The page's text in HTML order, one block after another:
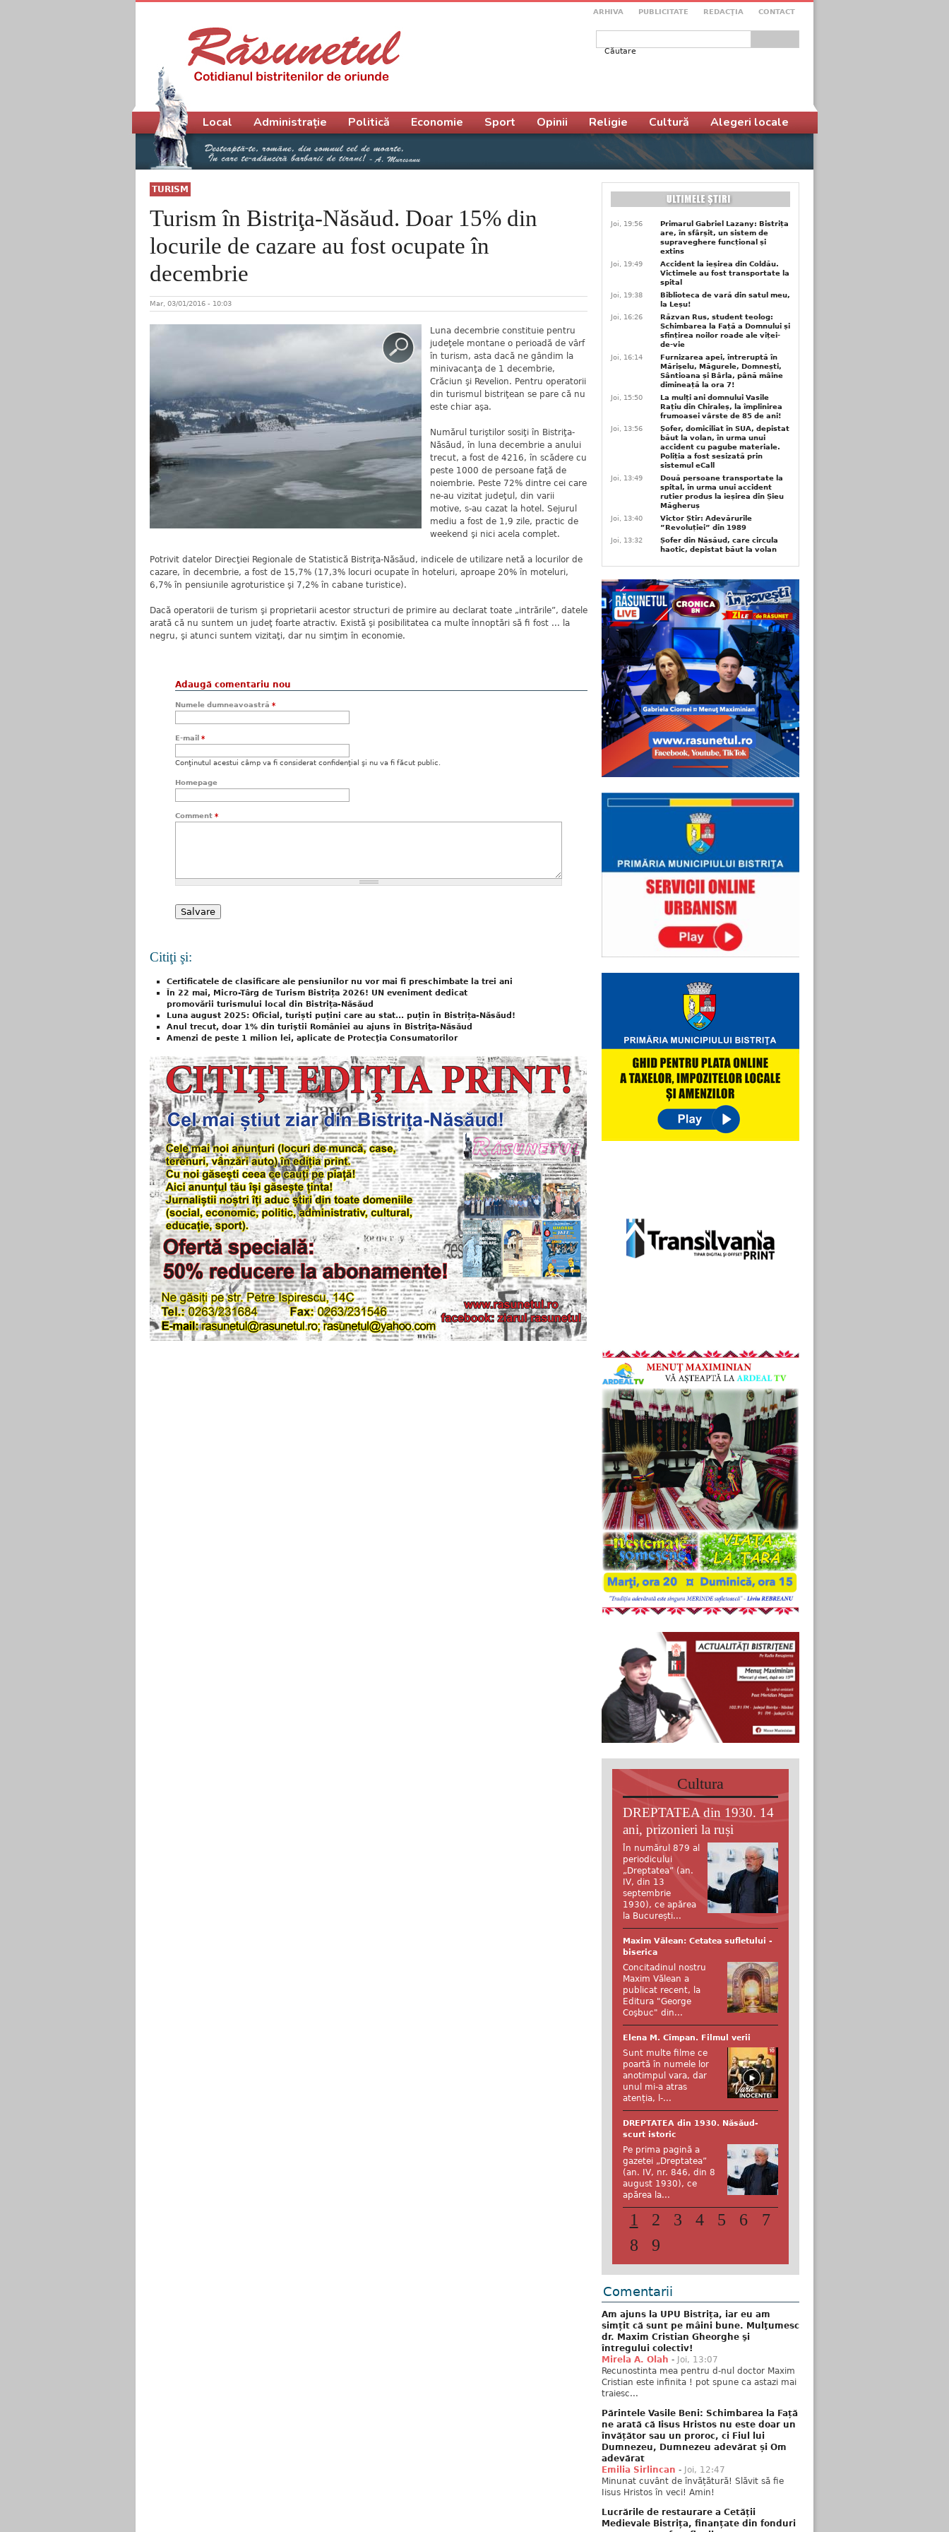
ARHIVA PUBLICITATE REDACŢIA CONTACT
Formular de căutare
TURISM
Turism în Bistriţa-Năsăud. Doar 15% din
locurile de cazare au fost ocupate în
decembrie
Mar, 03/01/2016 - 10:03
Luna decembrie constituie pentru
judeţele montane o perioadă de vârf
în turism, asta dacă ne gândim la
minivacanţa de 1 decembrie,
Crăciun şi Revelion. Pentru operatorii
din turismul bistriţean se pare că nu
este chiar aşa.
Numărul turiştilor sosiţi în Bistriţa-
Năsăud, în luna decembrie a anului
trecut, a fost de 4216, în scădere cu
peste 1000 de persoane faţă de
noiembrie. Peste 72% dintre cei care
ne-au vizitat judeţul, din varii
motive, s-au cazat la hotel. Sejurul
mediu a fost de 1,9 zile, practic de
weekend şi nici acela complet.
Potrivit datelor Direcţiei Regionale de Statistică Bistriţa-Năsăud, indicele de utilizare netă a locurilor de
cazare, în decembrie, a fost de 15,7% (17,3% locuri ocupate în hoteluri, aproape 20% în moteluri,
6,7% în pensiunile agroturistice şi 7,2% în cabane turistice).
Dacă operatorii de turism şi proprietarii acestor structuri de primire au declarat toate „intrările”, datele
arată că nu suntem un judeţ foarte atractiv. Există şi posibilitatea ca multe înnoptări să fi fost ... la
negru, şi atunci suntem vizitaţi, dar nu simţim în economie.
Adaugă comentariu nou
Numele dumneavoastră *
E-mail *
Conţinutul acestui câmp va fi considerat confidenţial şi nu va fi făcut public.
Homepage
Comment *
Citiţi şi:
Certificatele de clasificare ale pensiunilor nu vor mai fi preschimbate la trei ani
În 22 mai, Micro-Târg de Turism Bistrița 2026! UN eveniment dedicat
promovării turismului local din Bistrița-Năsăud
Luna august 2025: Oficial, turiști puțini care au stat... puțin în Bistrița-Năsăud!
Anul trecut, doar 1% din turiştii României au ajuns în Bistriţa-Năsăud
Amenzi de peste 1 milion lei, aplicate de Protecţia Consumatorilor
Meniu principal
Local Administrație Politică Economie Sport Opinii Religie Cultură Alegeri locale
Joi, 19:56
Primarul Gabriel Lazany: Bistrița
are, în sfârșit, un sistem de
supraveghere funcțional și
extins
Joi, 19:49
Accident la ieșirea din Coldău.
Victimele au fost transportate la
spital
Joi, 19:38
Biblioteca de vară din satul meu,
la Leșu!
Joi, 16:26
Răzvan Rus, student teolog:
Schimbarea la Față a Domnului și
sfințirea noilor roade ale viței-
de-vie
Joi, 16:14
Furnizarea apei, întreruptă în
Mărișelu, Măgurele, Domnești,
Sântioana și Bârla, până mâine
dimineață la ora 7!
Joi, 15:50
La mulți ani domnului Vasile
Rațiu din Chiraleș, la împlinirea
frumoasei vârste de 85 de ani!
Joi, 13:56
Șofer, domiciliat în SUA, depistat
băut la volan, în urma unui
accident cu pagube materiale.
Poliția a fost sesizată prin
sistemul eCall
Joi, 13:49
Două persoane transportate la
spital, în urma unui accident
rutier produs la ieșirea din Șieu
Măgheruș
Joi, 13:40
Victor Știr: Adevărurile
”Revoluției” din 1989
Joi, 13:32
Șofer din Năsăud, care circula
haotic, depistat băut la volan
Cultura
DREPTATEA din 1930. 14
ani, prizonieri la ruși
În numărul 879 al
periodicului
„Dreptatea” (an.
IV, din 13
septembrie
1930), ce apărea
la București...
Maxim Vălean: Cetatea sufletului -
biserica
Concitadinul nostru
Maxim Vălean a
publicat recent, la
Editura "George
Coşbuc" din...
Elena M. Cîmpan. Filmul verii
Sunt multe filme ce
poartă în numele lor
anotimpul vara, dar
unul mi-a atras
atenția, l-...
DREPTATEA din 1930. Năsăud-
scurt istoric
Pe prima pagină a
gazetei „Dreptatea”
(an. IV, nr. 846, din 8
august 1930), ce
apărea la...
1 2 3 4 5 6
7
8
9
Comentarii
Am ajuns la UPU Bistrița, iar eu am
simțit că sunt pe mâini bune. Mulţumesc
dr. Maxim Cristian Gheorghe şi
întregului colectiv!
Mirela A. Olah - Joi, 13:07
Recunostinta mea pentru d-nul doctor Maxim
Cristian este infinita ! pot spune ca astazi mai
traiesc...
Părintele Vasile Beni: Schimbarea la Față
ne arată că Iisus Hristos nu este doar un
învățător sau un proroc, ci Fiul lui
Dumnezeu, Dumnezeu adevărat și Om
adevărat
Emilia Sirlincan - Joi, 12:47
Minunat cuvânt de învățătură! Slăvit să fie
Iisus Hristos în veci! Amin!
Lucrările de restaurare a Cetății
Medievale Bistrița, finanțate din fonduri